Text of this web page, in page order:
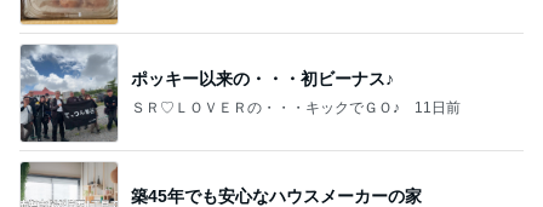
ポッキー以来の・・・初ビーナス♪
ＳＲ♡ＬＯＶＥＲの・・・キックでＧＯ♪ 11日前
築45年でも安心なハウスメーカーの家